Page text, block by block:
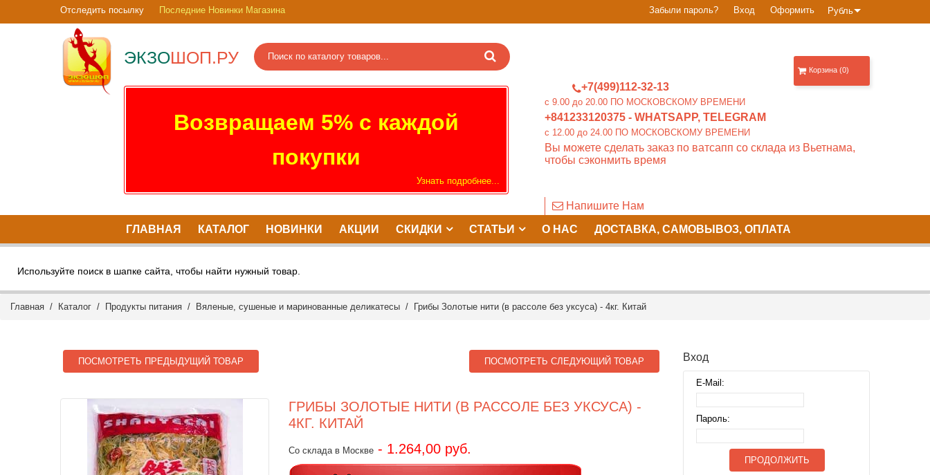
Рубль
Забыли пароль? Вход Оформить
Отследить посылку Последние Новинки Магазина
ЭКЗОШОП.РУ
+7(499)112-32-13
c 9.00 до 20.00 ПО МОСКОВСКОМУ ВРЕМЕНИ
+841233120375 - WHATSAPP, TELEGRAM
c 12.00 до 24.00 ПО МОСКОВСКОМУ ВРЕМЕНИ
Вы можете сделать заказ по ватсапп со склада из Вьетнама,
чтобы сэконмить время
Напишите Нам
Возвращаем 5% с каждой
покупки
Узнать подробнее...
Корзина (0)
ГЛАВНАЯ КАТАЛОГ НОВИНКИ АКЦИИ СКИДКИ СТАТЬИ О НАС ДОСТАВКА, САМОВЫВОЗ, ОПЛАТА
Используйте поиск в шапке сайта, чтобы найти нужный товар.
Главная / Каталог / Продукты питания / Вяленые, сушеные и маринованные деликатесы / Грибы Золотые нити (в рассоле без уксуса) - 4кг. Китай
ПОСМОТРЕТЬ ПРЕДЫДУЩИЙ ТОВАР ПОСМОТРЕТЬ СЛЕДУЮЩИЙ ТОВАР
ГРИБЫ ЗОЛОТЫЕ НИТИ (В РАССОЛЕ БЕЗ УКСУСА) -
4КГ. КИТАЙ
Со склада в Москве - 1.264,00 руб.
Вход
E-Mail:
Пароль:
ПРОДОЛЖИТЬ